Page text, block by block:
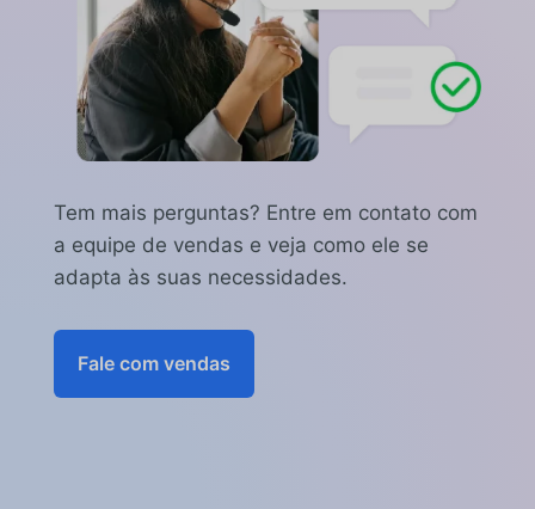
pagamento. Nesses casos, uma
pequena taxa administrativa (5%) é
retida para cobrir os custos de
processamento.
Tem mais perguntas? Entre em contato com
a equipe de vendas e veja como ele se
adapta às suas necessidades.
Fale com vendas